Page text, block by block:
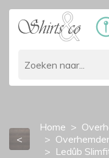
<
Home
Ledûb